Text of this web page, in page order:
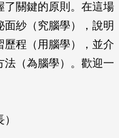
了關鍵的原則。在這場
紗（究腦學），說明
歷程（用腦學），並介
（為腦學）。歡迎一